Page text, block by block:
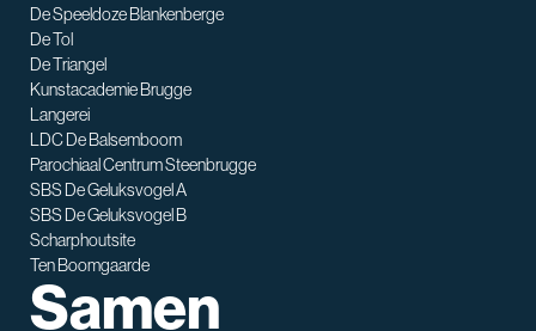
De Speeldoze Blankenberge
De Tol
De Triangel
Kunstacademie Brugge
Langerei
LDC De Balsemboom
Parochiaal Centrum Steenbrugge
SBS De Geluksvogel A
SBS De Geluksvogel B
Scharphoutsite
Ten Boomgaarde
Samen
SNT assistent
Waarmee kan ik je helpen?